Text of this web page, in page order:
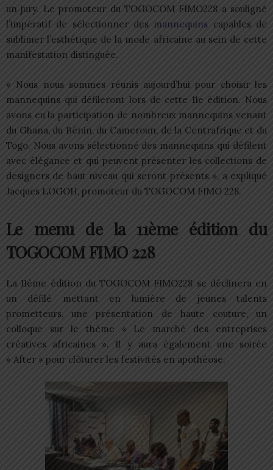
un jury. Le promoteur du TOGOCOM FIMO228 a souligné
l’impératif de sélectionner des mannequins capables de
sublimer l’esthétique de la mode africaine au sein de cette
manifestation distinguée.
« Nous nous sommes réunis aujourd’hui pour choisir les
mannequins qui défileront lors de cette 11e édition. Nous
avons eu la participation de nombreux mannequins venant
du Ghana, du Bénin, du Cameroun, de la Centrafrique et du
Togo. Nous avons sélectionné des mannequins qui défilent
avec élégance et qui peuvent présenter les collections de
designers de haut niveau qui seront présents », a expliqué
Jacques LOGOH, promoteur du TOGOCOM FIMO 228.
Le menu de la 11ème édition du
TOGOCOM FIMO 228
La 11ème édition du TOGOCOM FIMO228 se déclinera en
un défilé mettant en lumière de jeunes talents
prometteurs, une présentation de haute couture, un
colloque sur le thème « Le marché des entreprises
créatives africaines ». Il y aura également une soirée
« After » pour clôturer les festivités en apothéose.